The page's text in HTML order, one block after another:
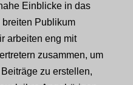
Einblicke in das
Publikum
arbeiten eng mit
zusammen, um
zu erstellen,